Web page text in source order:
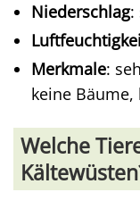
Niederschlag:
Merkmale:
keine Bäume,
Welche